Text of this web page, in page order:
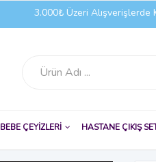
3.000₺ Üzeri Alışverişlerde
BEBE ÇEYİZLERİ HASTANE ÇIKIŞ